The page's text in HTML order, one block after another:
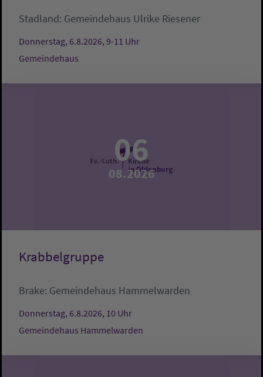
Stadland: Gemeindehaus Ulrike Riesener
Donnerstag, 6.8.2026, 9-11 Uhr
Gemeindehaus
06
08.2026
Krabbelgruppe
Brake: Gemeindehaus Hammelwarden
Donnerstag, 6.8.2026, 10 Uhr
Gemeindehaus Hammelwarden